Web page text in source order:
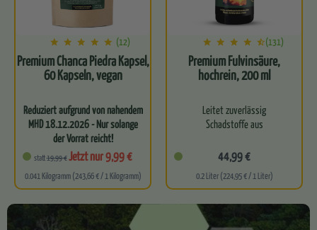
(12)
Premium Chanca Piedra Kapsel,
60 Kapseln, vegan
Reduziert aufgrund von nahendem
MHD 18.12.2026 - Nur solange
der Vorrat reicht!
Hochdosierte Chanca Piedra
in praktischer…
statt19,99 €Jetzt nur 9,99 €
0.041 Kilogramm (243,66 € / 1 Kilogramm)
(131)
Premium Fulvinsäure,
hochrein, 200 ml
Leitet zuverlässig
Schadstoffe aus
Entgiftet dich effektiv auf
Zellebene
Kurbelt deinen
körpereigenen
Zellstoffwechsel an
44,99 €
0.2 Liter (224,95 € / 1 Liter)